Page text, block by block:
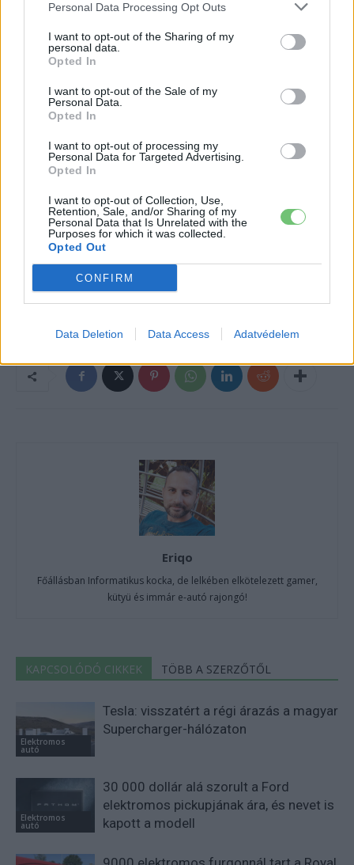
Personal Data Processing Opt Outs
I want to opt-out of the Sharing of my
personal data.
Opted In
I want to opt-out of the Sale of my
Personal Data.
Opted In
I want to opt-out of processing my
Personal Data for Targeted Advertising.
Opted In
I want to opt-out of Collection, Use,
Retention, Sale, and/or Sharing of my
Personal Data that Is Unrelated with the
Purposes for which it was collected.
Opted Out
CONFIRM
Data Deletion Data Access Adatvédelem
Kövesd az e-cars.hu-t a Facebookon is, további
tartalmakért!
CÍMKÉK drón Elektromos autó
Percept
Polestar Tanulmányautó
Eriqo
Főállásban Informatikus kocka, de lelkében elkötelezett gamer,
kütyü és immár e-autó rajongó!
KAPCSOLÓDÓ CIKKEK TÖBB A SZERZŐTŐL
Elektromos
autó
Tesla: visszatért a régi árazás a magyar
Supercharger-hálózaton
Elektromos
autó
30 000 dollár alá szorult a Ford
elektromos pickupjának ára, és nevet is
kapott a modell